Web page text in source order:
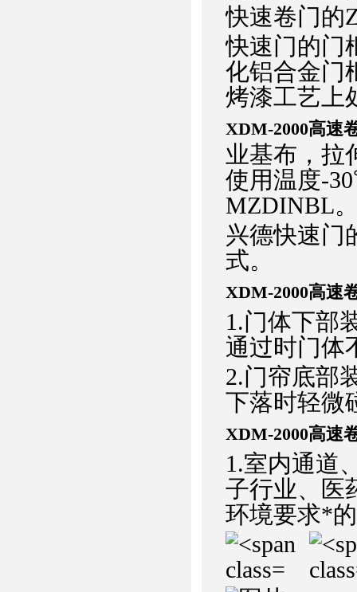
快速卷门的
快速门的门
化铝合金门
烤漆工艺上
XDM-2000高速
业基布，拉
使用温度-
MZDINBL
兴德快速门
式。
XDM-2000高速
1.门体下部
通过时门体
2.门帘底部
下落时轻微
XDM-2000高速
1.室内通道
子行业、医
环境要求*